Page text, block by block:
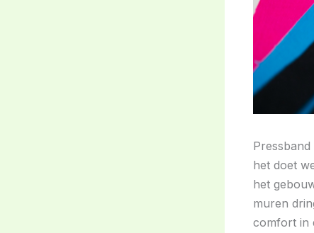
het doet
het
muren
comfort in